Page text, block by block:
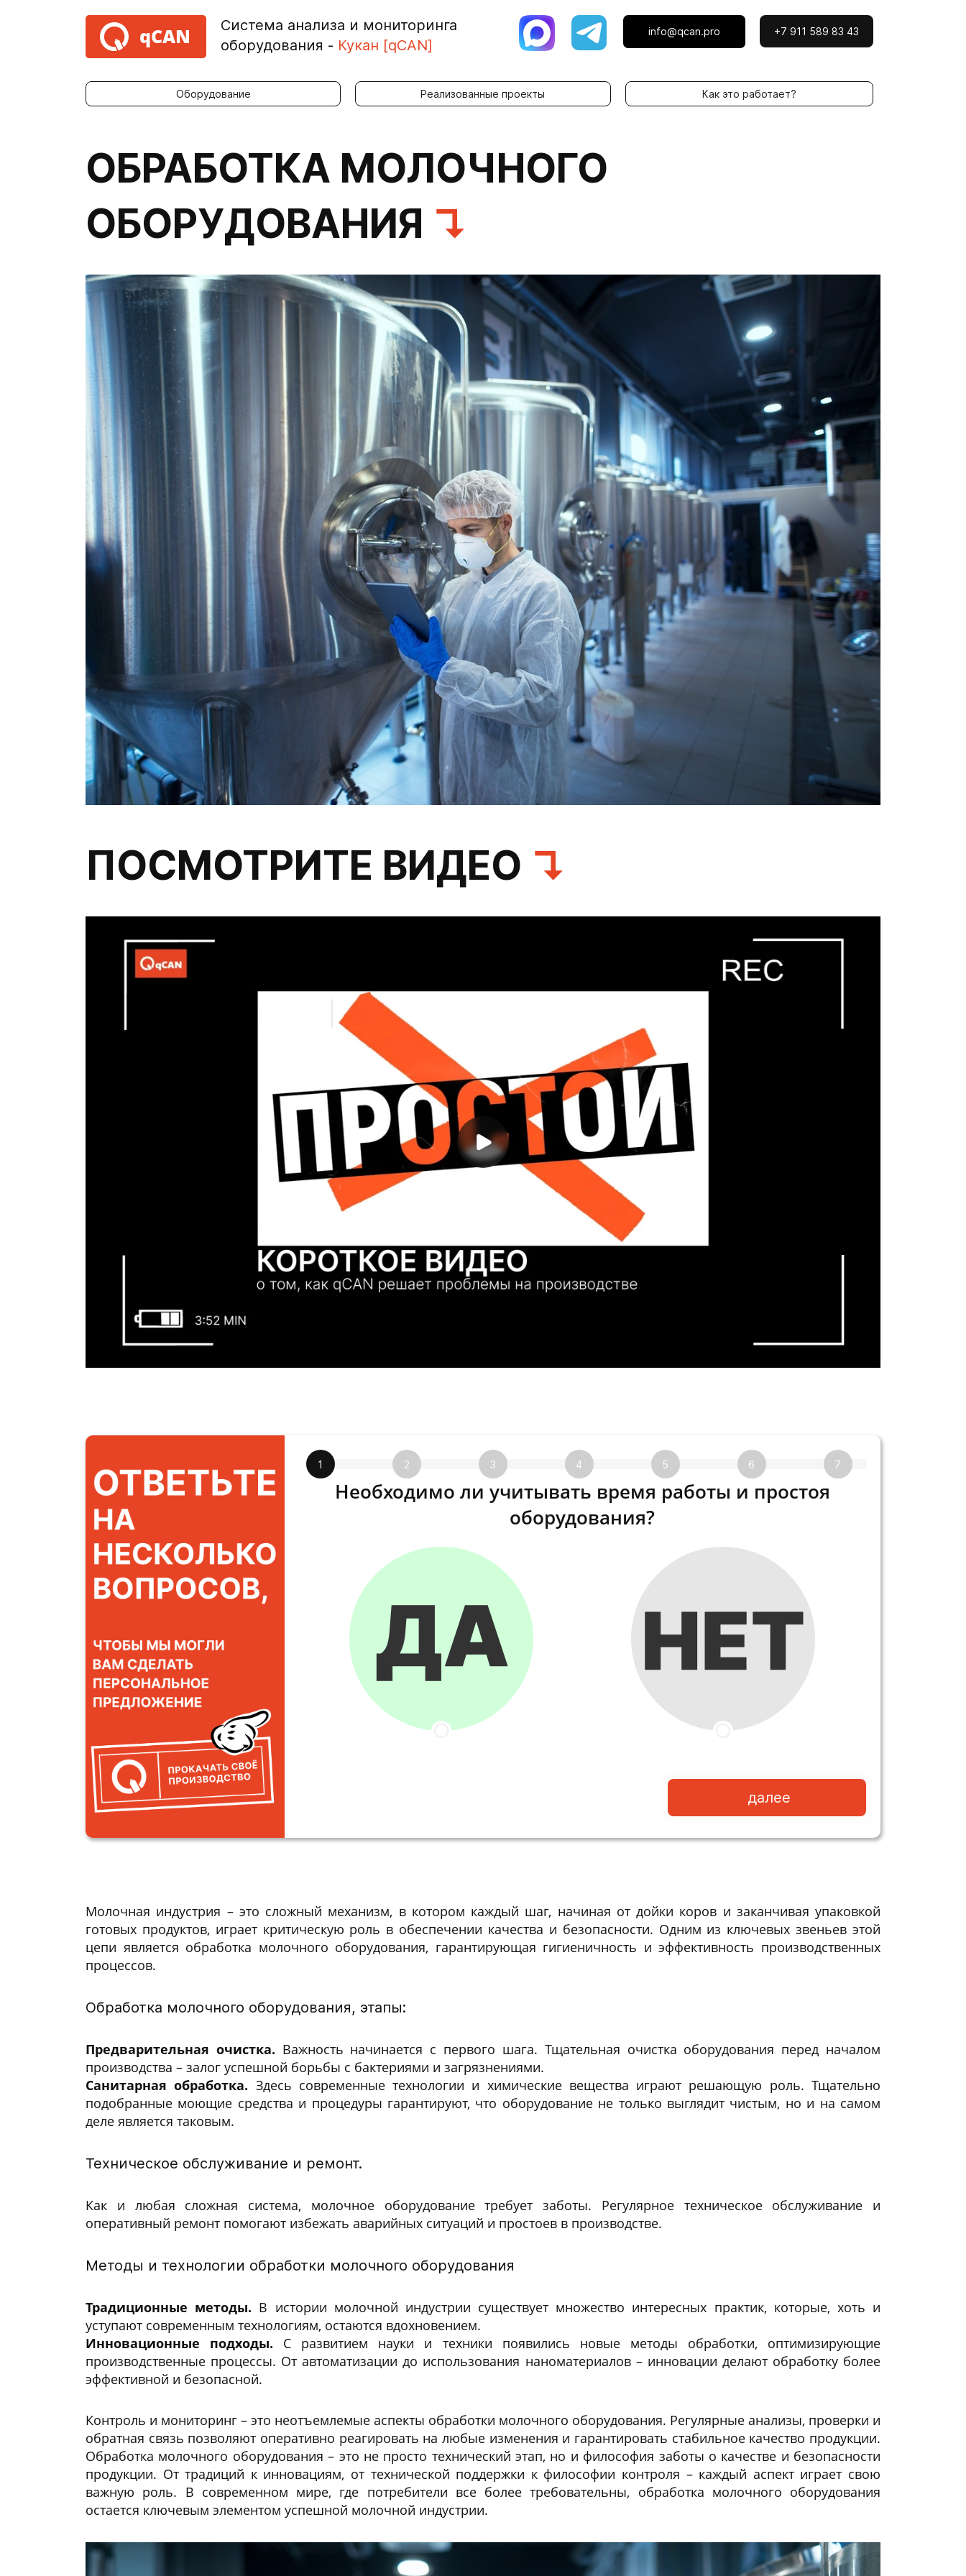
qCAN
Система анализа и мониторинга
оборудования - Кукан [qCAN]
info@qcan.pro +7 911 589 83 43
Оборудование Реализованные проекты Как это работает?
ОБРАБОТКА МОЛОЧНОГО
ОБОРУДОВАНИЯ ↴
ПОСМОТРИТЕ ВИДЕО ↴
1 2 3 4 5 6 7
Необходимо ли учитывать время работы и простоя
оборудования?
далее
Молочная индустрия – это сложный механизм, в котором каждый шаг, начиная от дойки коров и заканчивая упаковкой
готовых продуктов, играет критическую роль в обеспечении качества и безопасности. Одним из ключевых звеньев этой
цепи является обработка молочного оборудования, гарантирующая гигиеничность и эффективность производственных
процессов.
Обработка молочного оборудования, этапы:
Предварительная очистка. Важность начинается с первого шага. Тщательная очистка оборудования перед началом
производства – залог успешной борьбы с бактериями и загрязнениями.
Санитарная обработка. Здесь современные технологии и химические вещества играют решающую роль. Тщательно
подобранные моющие средства и процедуры гарантируют, что оборудование не только выглядит чистым, но и на самом
деле является таковым.
Техническое обслуживание и ремонт.
Как и любая сложная система, молочное оборудование требует заботы. Регулярное техническое обслуживание и
оперативный ремонт помогают избежать аварийных ситуаций и простоев в производстве.
Методы и технологии обработки молочного оборудования
Традиционные методы. В истории молочной индустрии существует множество интересных практик, которые, хоть и
уступают современным технологиям, остаются вдохновением.
Инновационные подходы. С развитием науки и техники появились новые методы обработки, оптимизирующие
производственные процессы. От автоматизации до использования наноматериалов – инновации делают обработку более
эффективной и безопасной.
Контроль и мониторинг – это неотъемлемые аспекты обработки молочного оборудования. Регулярные анализы, проверки и
обратная связь позволяют оперативно реагировать на любые изменения и гарантировать стабильное качество продукции.
Обработка молочного оборудования – это не просто технический этап, но и философия заботы о качестве и безопасности
продукции. От традиций к инновациям, от технической поддержки к философии контроля – каждый аспект играет свою
важную роль. В современном мире, где потребители все более требовательны, обработка молочного оборудования
остается ключевым элементом успешной молочной индустрии.